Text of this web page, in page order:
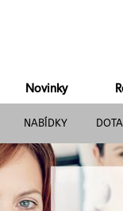
Novinky
NABÍDKY